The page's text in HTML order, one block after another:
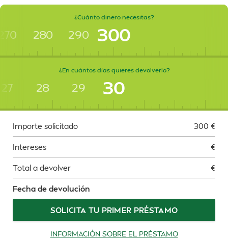
¿Cuánto dinero necesitas?
280 290 300
¿En cuántos días quieres devolverlo?
27 28 29 30
Importe solicitado 300 €
Intereses €
Total a devolver €
Fecha de devolución
SOLICITA TU PRIMER PRÉSTAMO
INFORMACIÓN SOBRE EL PRÉSTAMO